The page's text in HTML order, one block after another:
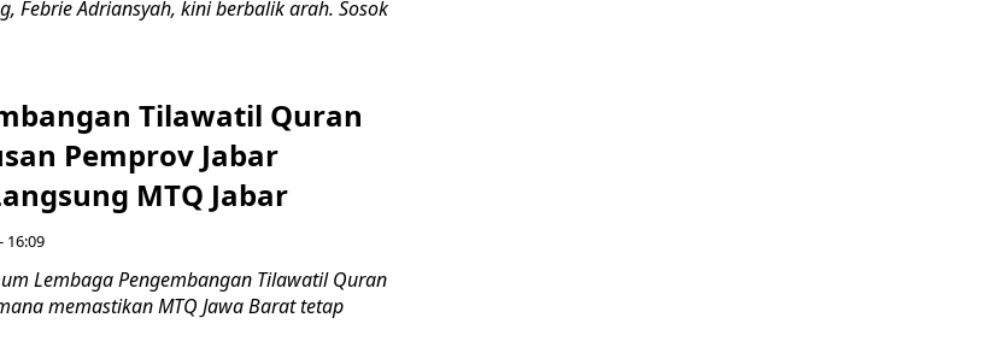
Febrie Adriansyah, kini berbalik arah. Sosok
Tilawatil Quran
Pemprov Jabar
MTQ Jabar
16:09
Lembaga Pengembangan Tilawatil Quran
memastikan MTQ Jawa Barat tetap